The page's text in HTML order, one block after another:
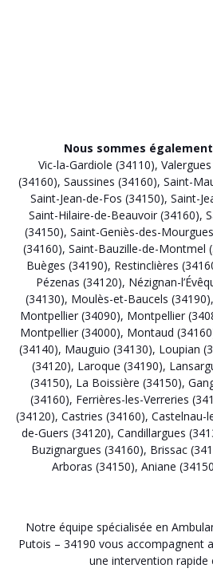
Nous sommes
Vic-la-Gardiole (34110),
(34160), Saussines (34160), Saint-
Saint-Jean-de-Fos (34150), Saint-
Saint-Hilaire-de-Beauvoir (34160),
(34150), Saint-Geniès-des-
(34160), Saint-Bauzille-de-Montmel
Buèges (34190), Restinclières
Pézenas (34120), Nézignan-
(34130), Moulès-et-Baucels (34190),
Montpellier (34090), Montpellier
Montpellier (34000), Montaud
(34140), Mauguio (34130), Loupian
(34120), Laroque (34190),
(34150), La Boissière (34150),
(34160), Ferrières-les-Verreries
(34120), Castries (34160), Castelnau-
de-Guers (34120), Candillargues
Buzignargues (34160), Brissac
Arboras (34150), Aniane
Notre équipe spécialisée en
Putois – 34190 vous accompagnent
une intervention rapide